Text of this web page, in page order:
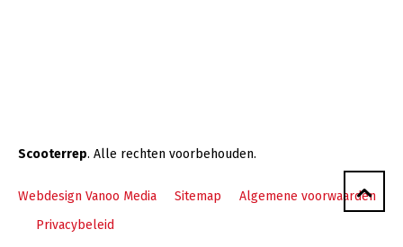
Scooterrep. Alle rechten voorbehouden.
Webdesign Vanoo Media Sitemap
Algemene voorwaarden
Privacybeleid